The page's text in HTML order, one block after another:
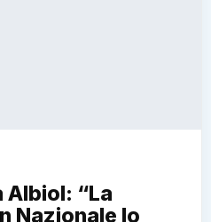
Albiol: “La
Nazionale lo